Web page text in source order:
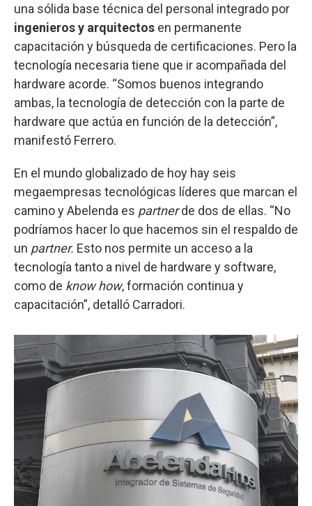
una sólida base técnica del personal integrado por
ingenieros y arquitectos en permanente
capacitación y búsqueda de certificaciones. Pero la
tecnología necesaria tiene que ir acompañada del
hardware acorde. “Somos buenos integrando
ambas, la tecnología de detección con la parte de
hardware que actúa en función de la detección”,
manifestó Ferrero.
En el mundo globalizado de hoy hay seis
megaempresas tecnológicas líderes que marcan el
camino y Abelenda es partnerde dos de ellas. “No
podríamos hacer lo que hacemos sin el respaldo de
un partner. Esto nos permite un acceso a la
tecnología tanto a nivel de hardware y software,
como de know how, formación continua y
capacitación”, detalló Carradori.